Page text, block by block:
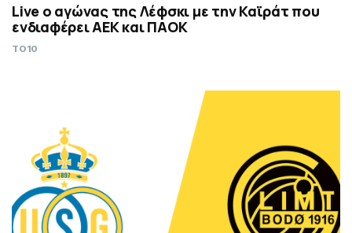
Live ο αγώνας της Λέφσκι με την Καϊράτ που
ενδιαφέρει ΑΕΚ και ΠΑΟΚ
TO10